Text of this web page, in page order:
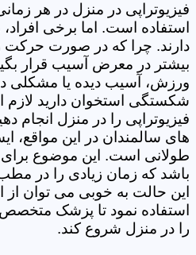
فیزیوتراپی در منزل در هر
استفاده است. اما برخی افراد،
دارند. چرا که در صورت حرکت
بیشتر در معرض آسیب قرار
ورزش، آسیب دیده یا مشکلی
شکستگی استخوان دارید لازم
فیزیوتراپی را در منزل انجام
های سالمندان در این مواقع،
طولانی است. این موضوع برای
باشد که زمان زیادی را در مطب
این حالت به خوبی می توان از
استفاده نمود تا پزشک متخصص
را در منزل شروع کند.